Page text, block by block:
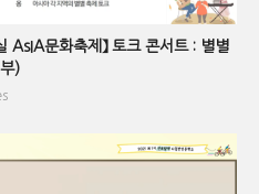
AsIA문화축제】 토크 콘서트 : 별별
)